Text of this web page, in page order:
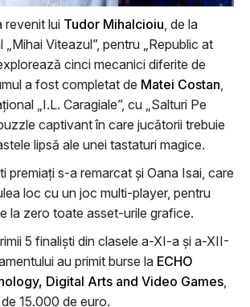
revenit lui Tudor Mihalcioiu, de la
Viteazul”, pentru „Republic at
cinci mecanici diferite de
a fost completat de Matei Costan,
„I.L. Caragiale”, cu „Salturi Pe
captivant în care jucătorii trebuie
lipsă ale unei tastaturi magice.
premiați s-a remarcat și Oana Isai, care
loc cu un joc multi-player, pentru
la zero toate asset-urile grafice.
5 finaliști din clasele a-XI-a și a-XII-
au primit burse la ECHO
Digital Arts and Video Games,
15.000 de euro.